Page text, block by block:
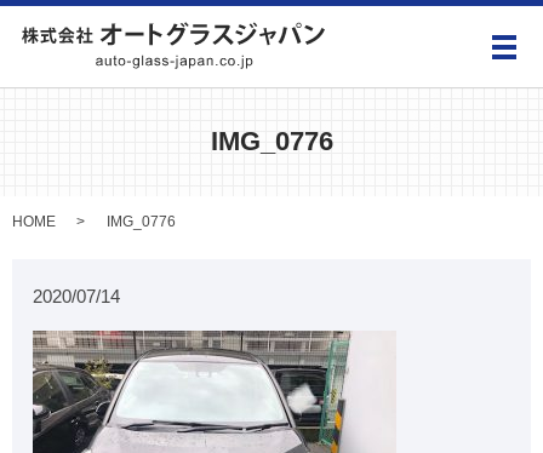
メ
IMG_0776
HOME IMG_0776
2020/07/14